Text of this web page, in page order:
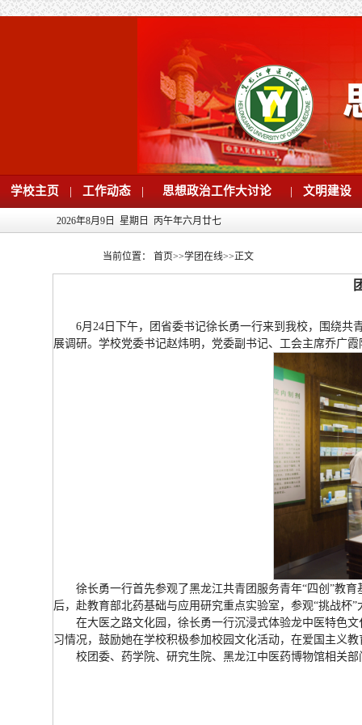
学校主页 | 工作动态 | 思想政治工作大讨论 | 文明建设
2026年8月9日 星期日 丙午年六月廿七
当前位置： 首页>>学团在线>>正文
6月24日下午，团省委书记徐长勇一行来到我校，围绕共
展调研。学校党委书记赵炜明，党委副书记、工会主席乔广霞
徐长勇一行首先参观了黑龙江共青团服务青年“四创”教
后，赴教育部北药基础与应用研究重点实验室，参观“挑战杯
在大医之路文化园，徐长勇一行沉浸式体验龙中医特色
习情况，鼓励她在学校积极参加校园文化活动，在爱国主义
校团委、药学院、研究生院、黑龙江中医药博物馆相关